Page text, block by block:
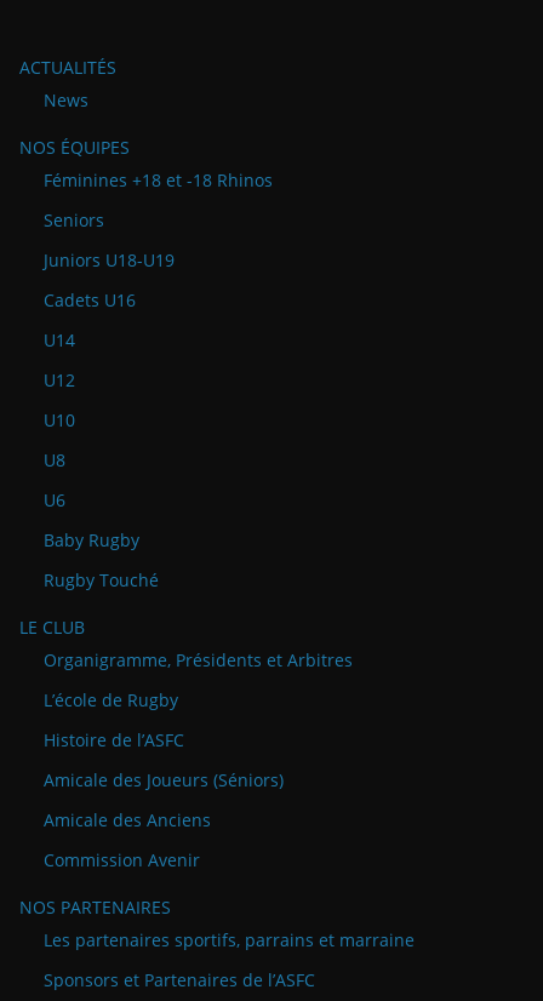
ACTUALITÉS
News
NOS ÉQUIPES
Féminines +18 et -18 Rhinos
Seniors
Juniors U18-U19
Cadets U16
U14
U12
U10
U8
U6
Baby Rugby
Rugby Touché
LE CLUB
Organigramme, Présidents et Arbitres
L’école de Rugby
Histoire de l’ASFC
Amicale des Joueurs (Séniors)
Amicale des Anciens
Commission Avenir
NOS PARTENAIRES
Les partenaires sportifs, parrains et marraine
Sponsors et Partenaires de l’ASFC